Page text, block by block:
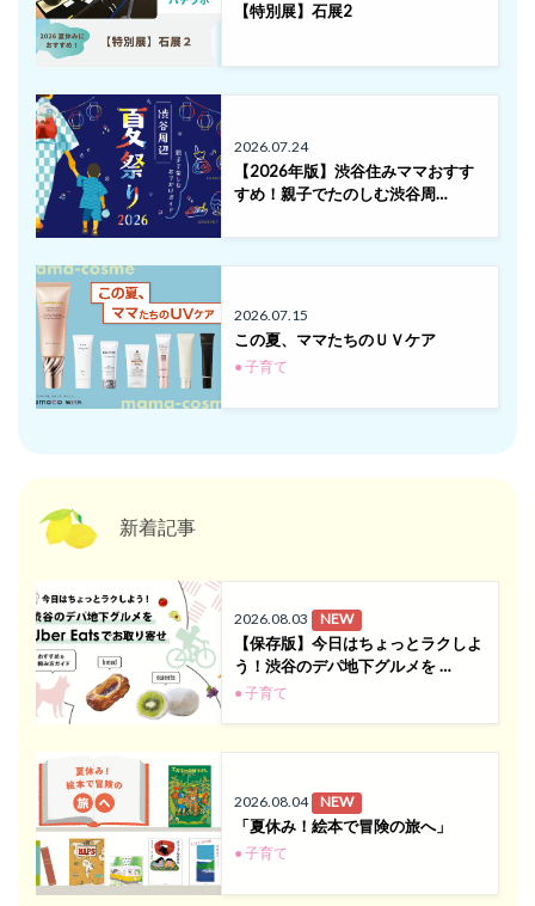
【特別展】石展2
2026.07.24
【2026年版】渋谷住みママおすす
すめ！親子でたのしむ渋谷周…
2026.07.15
この夏、ママたちのＵＶケア
● 子育て
新着記事
2026.08.03 NEW
【保存版】今日はちょっとラクしよ
う！渋谷のデパ地下グルメを …
● 子育て
2026.08.04 NEW
「夏休み！絵本で冒険の旅へ」
● 子育て